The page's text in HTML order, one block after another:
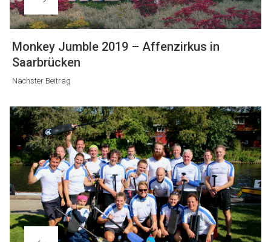
Nächster
Beitrag
Monkey Jumble 2019 – Affenzirkus in
Saarbrücken
Nächster Beitrag